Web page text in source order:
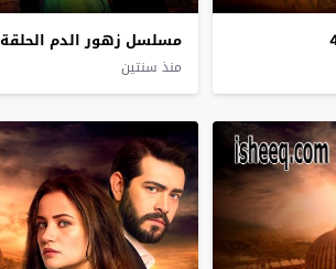
مسلسل زهور الدم الحلقة 423
منذ سنتين